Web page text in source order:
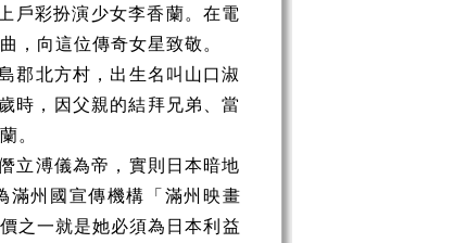
戶彩扮演少女李香蘭。在電
，向這位傳奇女星致敬。
郡北方村，出生名叫山口淑
時，因父親的結拜兄弟、當
。
立溥儀為帝，實則日本暗地
滿州國宣傳機構「滿州映畫
之一就是她必須為日本利益